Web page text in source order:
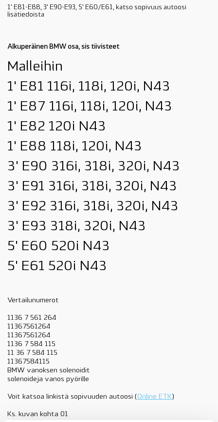
1' E81-E88, 3' E90-E93, 5' E60/E61, katso sopivuus autoosi
lisätiedoista
Alkuperäinen BMW osa, sis tiivisteet
Malleihin
1' E81 116i, 118i, 120i, N43
1' E87 116i, 118i, 120i, N43
1' E82 120i N43
1' E88 118i, 120i, N43
3' E90 316i, 318i, 320i, N43
3' E91 316i, 318i, 320i, N43
3' E92 316i, 318i, 320i, N43
3' E93 318i, 320i, N43
5' E60 520i N43
5' E61 520i N43
Vertailunumerot
1136 7 561 264
11367561264
11367561264
1136 7 584 115
11 36 7 584 115
11367584115
BMW vanoksen solenoidit
solenoideja vanos pyörille
Voit katsoa linkistä sopivuuden autoosi ( Online ETK )
Ks. kuvan kohta 01